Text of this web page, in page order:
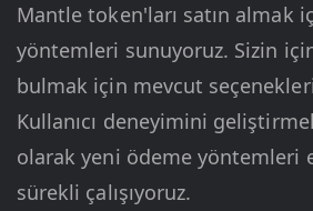
Mantle token'ları satın almak
yöntemleri sunuyoruz. Sizin
bulmak için mevcut
Kullanıcı deneyimini
olarak yeni ödeme yöntemleri
sürekli çalışıyoruz.